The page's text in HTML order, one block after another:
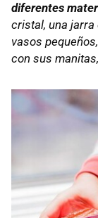
diferentes
cristal, una jarra
vasos
con sus